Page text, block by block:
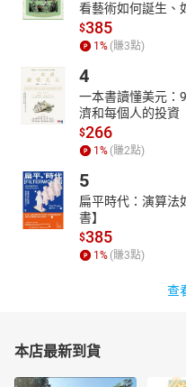
看藝術如何誕生、
$385
1 % (賺3點)
4
一本書讀懂美元：
濟和每個人的投資
$266
1 % (賺2點)
5
扁平時代：演算法
書】
$385
1 % (賺3點)
查
本店最新到貨